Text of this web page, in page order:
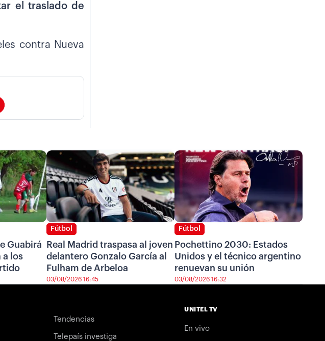
el traslado de
contra Nueva
Guabirá
a los
Fútbol
Real Madrid traspasa al joven
delantero Gonzalo García al
Fulham de Arbeloa
03/08/2026 16:45
Fútbol
Pochettino 2030: Estados
Unidos y el técnico argentino
renuevan su unión
03/08/2026 16:32
Tendencias
Telepaís investiga
UNITEL TV
En vivo